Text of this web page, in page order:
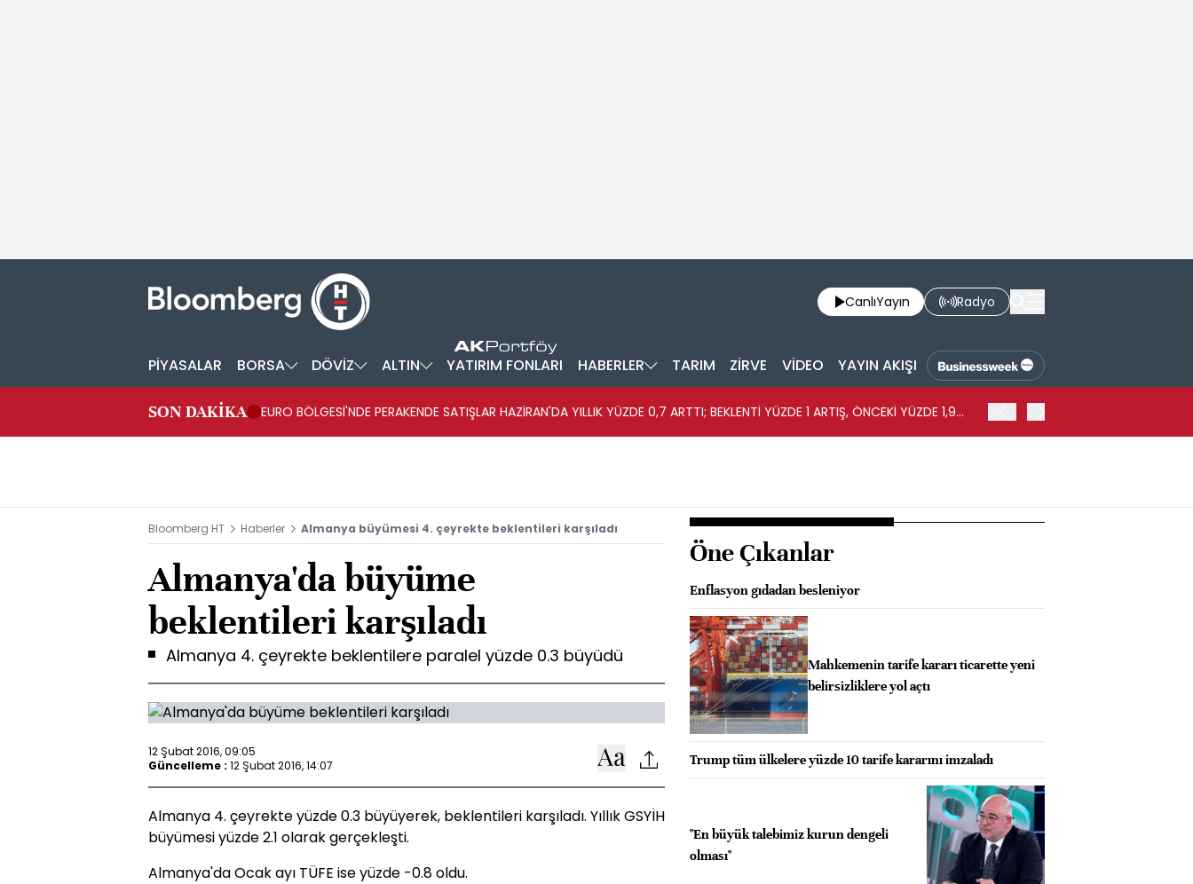
CanlıYayın Radyo
PİYASALAR BORSA DÖVİZ ALTIN YATIRIM FONLARI HABERLER TARIM ZİRVE VİDEO YAYIN AKIŞI
SON DAKİKA
EURO BÖLGESİ'NDE PERAKENDE SATIŞLAR HAZİRAN'DA YILLIK YÜZDE 0,7 ARTTI; BEKLENTİ YÜZDE 1 ARTIŞ, ÖNCEKİ YÜZDE 1,9
Bloomberg HT Haberler Almanya büyümesi 4. çeyrekte beklentileri karşıladı
Almanya'da büyüme
beklentileri karşıladı
Almanya 4. çeyrekte beklentilere paralel yüzde 0.3 büyüdü
12 Şubat 2016, 09:05
Güncelleme : 12 Şubat 2016, 14:07
Almanya 4. çeyrekte yüzde 0.3 büyüyerek, beklentileri karşıladı. Yıllık GSYİH
büyümesi yüzde 2.1 olarak gerçekleşti.
Almanya'da Ocak ayı TÜFE ise yüzde -0.8 oldu.
Öne Çıkanlar
Enflasyon gıdadan besleniyor
Mahkemenin tarife kararı ticarette yeni
belirsizliklere yol açtı
Trump tüm ülkelere yüzde 10 tarife kararını imzaladı
"En büyük talebimiz kurun dengeli
olması"